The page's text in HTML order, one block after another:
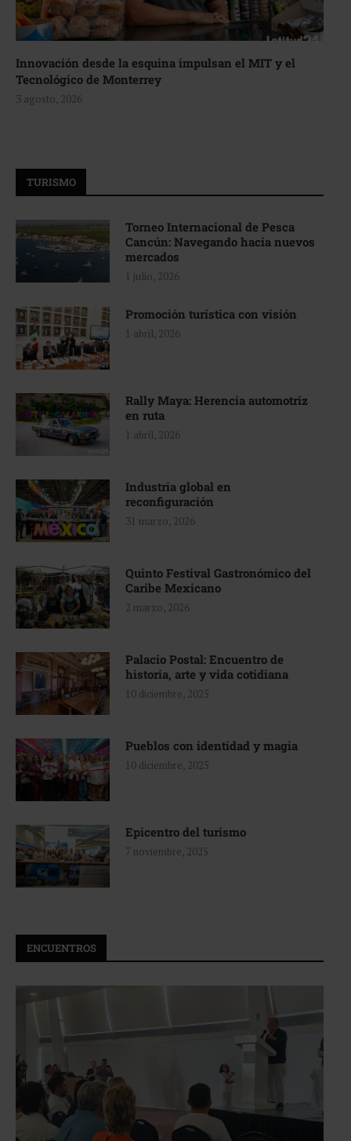
Innovación desde la esquina impulsan el MIT y el
Tecnológico de Monterrey
3 agosto, 2026
TURISMO
Torneo Internacional de Pesca
Cancún: Navegando hacia nuevos
mercados
1 julio, 2026
Promoción turística con visión
1 abril, 2026
Rally Maya: Herencia automotriz
en ruta
1 abril, 2026
Industria global en
reconfiguración
31 marzo, 2026
Quinto Festival Gastronómico del
Caribe Mexicano
2 marzo, 2026
Palacio Postal: Encuentro de
historia, arte y vida cotidiana
10 diciembre, 2025
Pueblos con identidad y magia
10 diciembre, 2025
Epicentro del turismo
7 noviembre, 2025
ENCUENTROS